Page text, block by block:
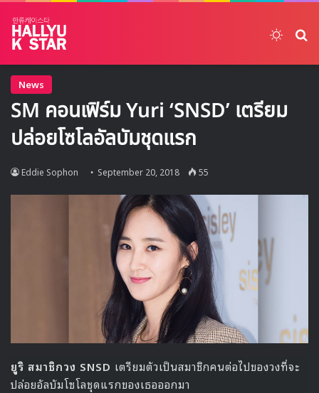
News
SM คอนเฟิร์ม Yuri ‘SNSD’ เตรียม
ปล่อยโซโลอัลบัมชุดแรก
Eddie Sophon September 20, 2018 55
ยูริ สมาชิกวง SNSD เตรียมตัวเป็นสมาชิกคนต่อไปของวงที่จะ
ปล่อยอัลบัมโซโลชุดแรกของเธอออกมา